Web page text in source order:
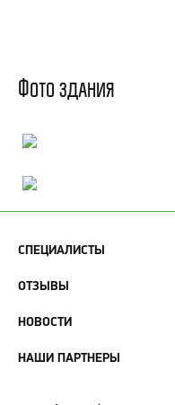
Фото здания
СПЕЦИАЛИСТЫ
ОТЗЫВЫ
НОВОСТИ
НАШИ ПАРТНЕРЫ